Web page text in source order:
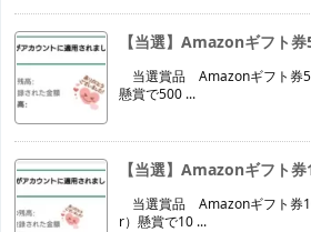
【当選】Amazonギフト券
当選賞品 Amazonギフト券
懸賞で500 ...
【当選】Amazonギフト券
当選賞品 Amazonギフト
r）懸賞で10 ...